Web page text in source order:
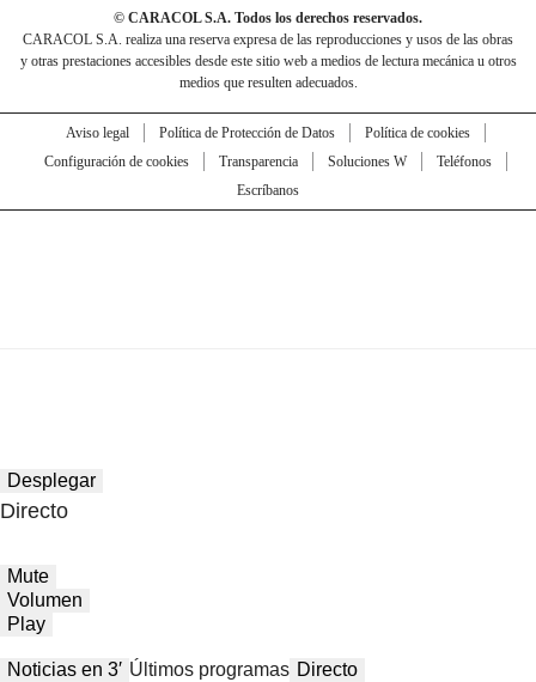
© CARACOL S.A. Todos los derechos reservados.
CARACOL S.A. realiza una reserva expresa de las reproducciones y usos de las obras
y otras prestaciones accesibles desde este sitio web a medios de lectura mecánica u otros
medios que resulten adecuados.
Aviso legal Política de Protección de Datos
Política de cookies
Configuración de cookies
Transparencia Soluciones W
Teléfonos
Escríbanos
Desplegar
Directo
Mute
Volumen
Play
Noticias en 3′ Últimos programas Directo